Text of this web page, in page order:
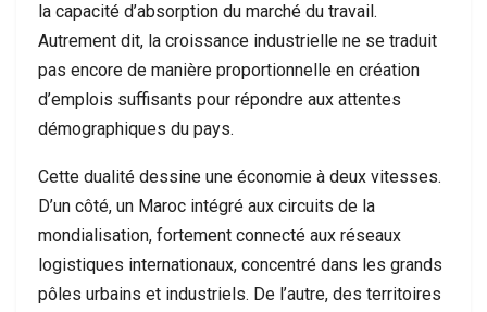
la capacité d’absorption du marché du travail.
Autrement dit, la croissance industrielle ne se traduit
pas encore de manière proportionnelle en création
d’emplois suffisants pour répondre aux attentes
démographiques du pays.
Cette dualité dessine une économie à deux vitesses.
D’un côté, un Maroc intégré aux circuits de la
mondialisation, fortement connecté aux réseaux
logistiques internationaux, concentré dans les grands
pôles urbains et industriels. De l’autre, des territoires